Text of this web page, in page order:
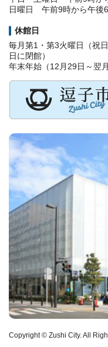
日曜日 午前9時から午後6
休館日
毎月第1・第3火曜日（祝
日に閉館）
年末年始（12月29日～翌
Copyright © Zushi City. All